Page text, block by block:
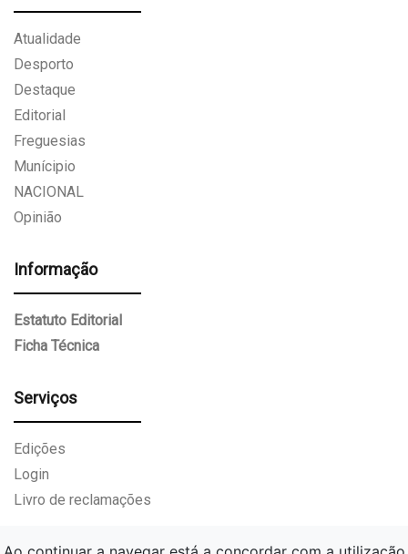
Atualidade
Desporto
Destaque
Editorial
Freguesias
Munícipio
NACIONAL
Opinião
Informação
Estatuto Editorial
Ficha Técnica
Serviços
Edições
Login
Livro de reclamações